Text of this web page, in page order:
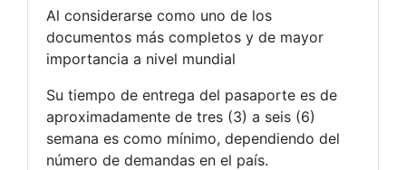
Al considerarse como uno de los
documentos más completos y de mayor
importancia a nivel mundial
Su tiempo de entrega del pasaporte es de
aproximadamente de tres (3) a seis (6)
semana es como mínimo, dependiendo del
número de demandas en el país.